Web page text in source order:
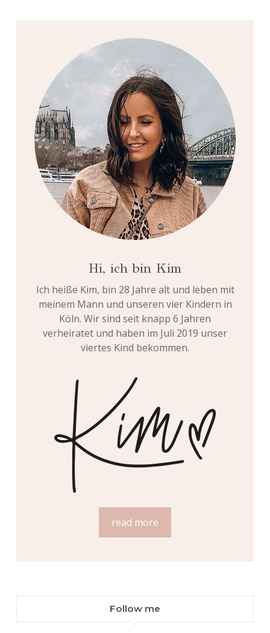
Hi, ich bin Kim
Ich heiße Kim, bin 28 Jahre alt und leben mit
meinem Mann und unseren vier Kindern in
Köln. Wir sind seit knapp 6 Jahren
verheiratet und haben im Juli 2019 unser
viertes Kind bekommen.
read more
Follow me